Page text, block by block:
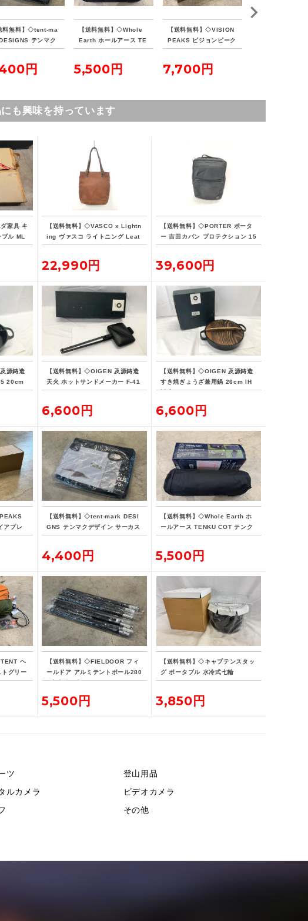
料無料】◇tent-ma
テンマク
イン サーカスイン
円
【送料無料】◇Whole
Earth ホールアース TE
NKU COT テンクウコッ
5,500円
【送料無料】◇VISION
PEAKS ビジョンピーク
ス TCバタフライシェル
7,700円
も興味を持っています
家具 キ
ル ML
【送料無料】◇VASCO x Lightn
ing ヴァスコ ライトニング Leat
her Lover Tote ニベレザー トー
22,990円
【送料無料】◇PORTER ポータ
ー 吉田カバン プロテクション 15
L デイパック リュックサック バ
39,600円
源鋳造
5 20cm
【送料無料】◇OIGEN 及源鋳造
天火 ホットサンドメーカー F-41
6
6,600円
【送料無料】◇OIGEN 及源鋳造
すき焼ぎょうざ兼用鍋 26cm IH
対応
6,600円
アプレ
【送料無料】◇tent-mark DESI
GNS テンマクデザイン サーカス
インナーマット 4/5
4,400円
【送料無料】◇Whole Earth ホ
ールアース TENKU COT テンク
ウコット
5,500円
ヘ
グリー
【送料無料】◇FIELDOOR フィ
ールドア アルミテントポール280
4本連結 2本セット
5,500円
【送料無料】◇キャプテンスタッ
グ ポータブル 水冷式七輪
3,850円
ツ
登山用品
ルカメラ
ビデオカメラ
その他